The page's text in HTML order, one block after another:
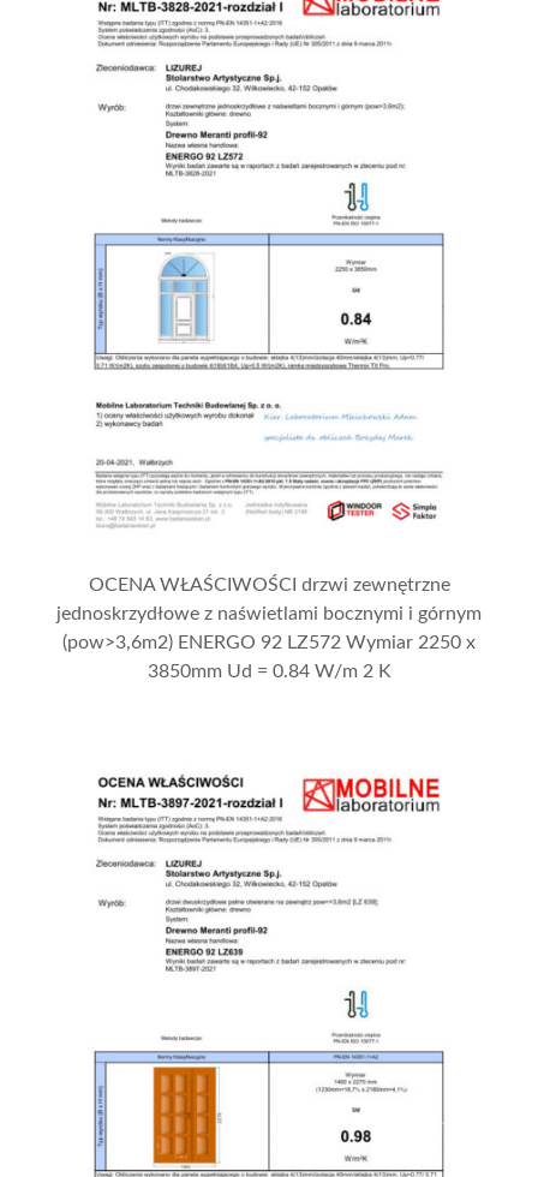
OCENA WŁAŚCIWOŚCI drzwi zewnętrzne
jednoskrzydłowe z naświetlami bocznymi i górnym
(pow>3,6m2) ENERGO 92 LZ572 Wymiar 2250 x
3850mm Ud = 0.84 W/m 2 K